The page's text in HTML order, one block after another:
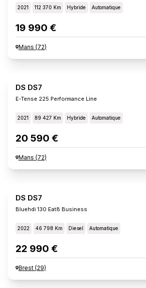
2021 112 370 Km Hybride Automatique
19 990 €
Mans (72)
DS DS7
E-Tense 225 Performance Line
2021 89 427 Km Hybride Automatique
20 590 €
Mans (72)
DS DS7
Bluehdi 130 Eat8 Business
2022 46 798 Km Diesel Automatique
22 990 €
Brest (29)